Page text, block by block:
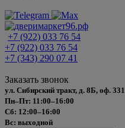
+7 (922) 033 76 54
+7 (922) 033 76 54
+7 (343) 290 07 41
Заказать звонок
ул. Сибирский тракт, д. 8Б, оф. 331
Пн–Пт: 11:00–16:00
Сб: 12:00–16:00
Вс: выходной